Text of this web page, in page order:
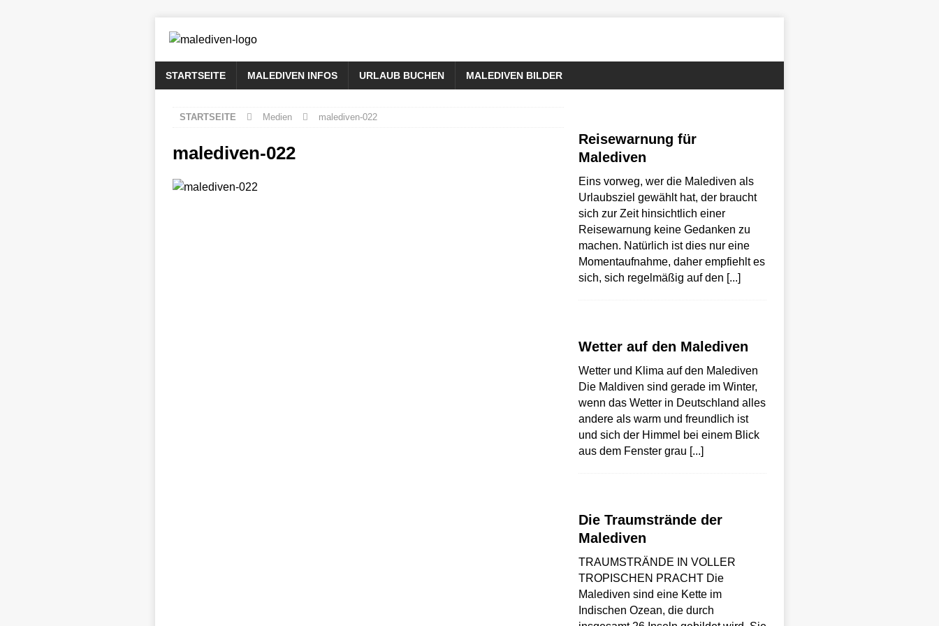
STARTSEITE MALEDIVEN INFOS URLAUB BUCHEN MALEDIVEN BILDER
STARTSEITE Medien malediven-022
malediven-022
Reisewarnung für
Malediven
Eins vorweg, wer die Malediven als
Urlaubsziel gewählt hat, der braucht
sich zur Zeit hinsichtlich einer
Reisewarnung keine Gedanken zu
machen. Natürlich ist dies nur eine
Momentaufnahme, daher empfiehlt es
sich, sich regelmäßig auf den [...]
Wetter auf den Malediven
Wetter und Klima auf den Malediven
Die Maldiven sind gerade im Winter,
wenn das Wetter in Deutschland alles
andere als warm und freundlich ist
und sich der Himmel bei einem Blick
aus dem Fenster grau [...]
Die Traumstrände der
Malediven
TRAUMSTRÄNDE IN VOLLER
TROPISCHEN PRACHT Die
Malediven sind eine Kette im
Indischen Ozean, die durch